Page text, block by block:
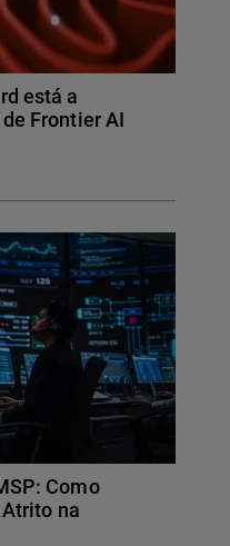
está a
Frontier AI
Como
na